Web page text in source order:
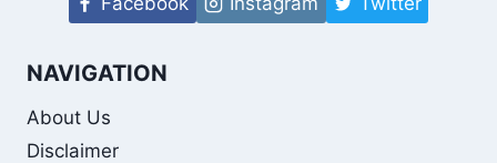
NAVIGATION
About Us
Disclaimer